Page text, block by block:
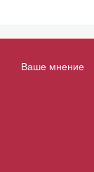
Ваше мнение